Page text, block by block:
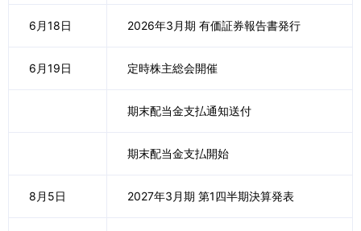
6月18日 2026年3月期 有価証券報告書発行
6月19日 定時株主総会開催
期末配当金支払通知送付
期末配当金支払開始
8月5日 2027年3月期 第1四半期決算発表